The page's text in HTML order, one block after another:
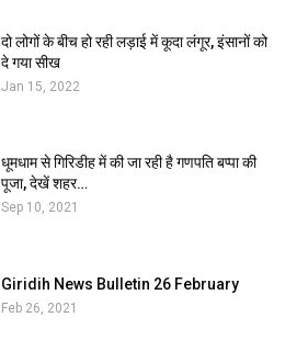
दो लोगों के बीच हो रही लड़ाई में कूदा लंगूर, इंसानों को
दे गया सीख
Jan 15, 2022
धूमधाम से गिरिडीह में की जा रही है गणपति बप्पा की
पूजा, देखें शहर…
Sep 10, 2021
Giridih News Bulletin 26 February
Feb 26, 2021